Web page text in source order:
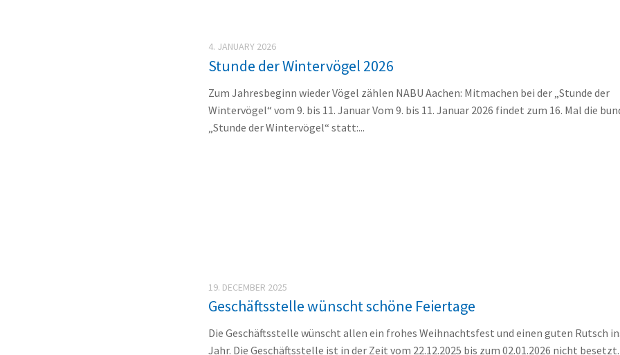
4. JANUARY 2026
Stunde der Wintervögel 2026
Zum Jahresbeginn wieder Vögel zählen NABU Aachen: Mitmachen bei der „Stunde der
Wintervögel“ vom 9. bis 11. Januar Vom 9. bis 11. Januar 2026 findet zum 16. Mal die
„Stunde der Wintervögel“ statt:...
19. DECEMBER 2025
Geschäftsstelle wünscht schöne Feiertage
Die Geschäftsstelle wünscht allen ein frohes Weihnachtsfest und einen guten Rutsch
Jahr. Die Geschäftsstelle ist in der Zeit vom 22.12.2025 bis zum 02.01.2026 nicht besetzt.